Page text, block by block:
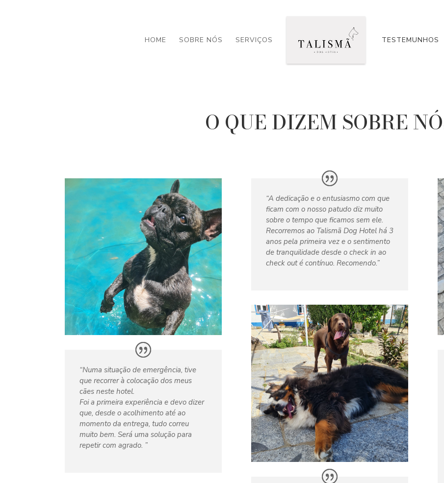
HOME SOBRE NÓS SERVIÇOS TESTEMUNHOS
O QUE DIZEM SOBRE
“Numa situação de emergência, tive
que recorrer à colocação dos meus
cães neste hotel.
Foi a primeira experiência e devo dizer
que, desde o acolhimento até ao
momento da entrega, tudo correu
muito bem. Será uma solução para
repetir com agrado. ”
“A dedicação e o entusiasmo com que
ficam com o nosso patudo diz muito
sobre o tempo que ficamos sem ele.
Recorremos ao Talismã Dog Hotel há 3
anos pela primeira vez e o sentimento
de tranquilidade desde o check in ao
check out é contínuo. Recomendo.”